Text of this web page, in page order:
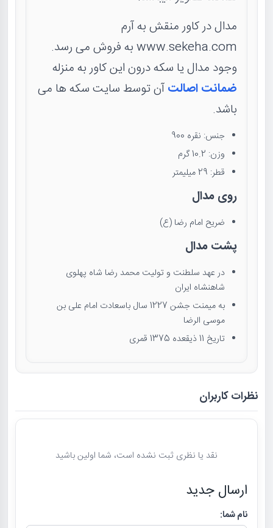
مدال در کاور منقش به آرم
www.sekeha.com به فروش می رسد.
وجود مدال یا سکه درون این کاور به منزله
ضمانت اصالتآن توسط سایت سکه ها می
باشد.
جنس: نقره 900
وزن: 10.2 گرم
قطر: 29 میلیمتر
روی مدال
ضریح امام رضا (ع)
پشت مدال
در عهد سلطنت و تولیت محمد رضا شاه پهلوی
شاهنشاه ایران
به میمنت جشن 1227 سال باسعادت امام علی بن
موسی الرضا
تاریخ 11 ذیقعده 1375 قمری
نظرات کاربران
نقد یا نظری ثبت نشده است، شما اولین باشید
ارسال جدید
نام شما: